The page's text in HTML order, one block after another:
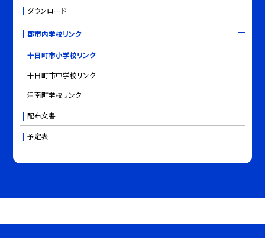
ダウンロード
郡市内学校リンク
十日町市小学校リンク
十日町市中学校リンク
津南町学校リンク
配布文書
予定表